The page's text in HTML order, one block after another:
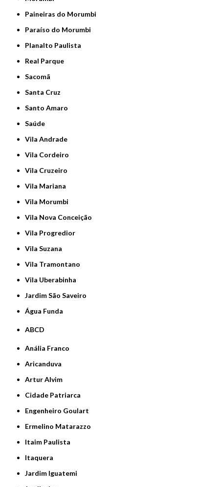
Paineiras do Morumbi
Paraíso do Morumbi
Planalto Paulista
Real Parque
Sacomã
Santa Cruz
Santo Amaro
Saúde
Vila Andrade
Vila Cordeiro
Vila Cruzeiro
Vila Mariana
Vila Morumbi
Vila Nova Conceição
Vila Progredior
Vila Suzana
Vila Tramontano
Vila Uberabinha
jardim São Saveiro
Água Funda
ABCD
Anália Franco
Aricanduva
Artur Alvim
Cidade Patriarca
Engenheiro Goulart
Ermelino Matarazzo
Itaim Paulista
Itaquera
Jardim Iguatemi